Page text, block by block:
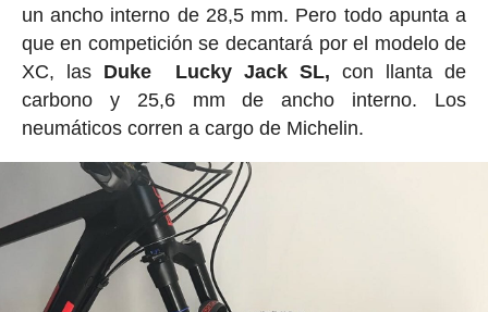
un ancho interno de 28,5 mm. Pero todo apunta a
que en competición se decantará por el modelo de
XC, las Duke Lucky Jack SL,con llanta de
carbono y 25,6 mm de ancho interno. Los
neumáticos corren a cargo de Michelin.